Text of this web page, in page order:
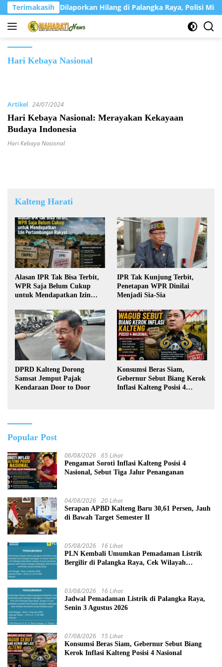
Langsung
ke
konten
Terimakasih
Mirawati Dilaporkan Hilang di Palangka Raya, Polisi
Hari Kebaya Nasional
Artikel 24/07/2024
Hari Kebaya Nasional: Merayakan Kekayaan
Budaya Indonesia
Hari Kebaya Nasional
Kalteng Harati
Alasan IPR Tak Bisa Terbit,
WPR Saja Belum Cukup
untuk Mendapatkan Izin
IPR Tak Kunjung Terbit,
Penetapan WPR Dinilai
Menjadi Sia-Sia
DPRD Kalteng Dorong
Samsat Jemput Pajak
Kendaraan Door to Door
Konsumsi Beras Siam,
Gebernur Sebut Biang Kerok
Inflasi Kalteng Posisi 4
Popular Post
06/08/2026 65 Lihat
Pengamat Soroti Inflasi Kalteng Posisi 4
Nasional, Sebut Tiga Jalur Penanganan
04/08/2026 20 Lihat
Serapan APBD Kalteng Baru 30,61 Persen, Jauh
di Bawah Target Semester II
05/08/2026 16 Lihat
PLN Kembali Umumkan Pemadaman Listrik
Bergilir di Palangka Raya, Cek Wilayah
03/08/2026 16 Lihat
Jadwal Pemadaman Listrik di Palangka Raya,
Senin 3 Agustus 2026
07/08/2026 15 Lihat
Konsumsi Beras Siam, Gebernur Sebut Biang
Kerok Inflasi Kalteng Posisi 4 Nasional